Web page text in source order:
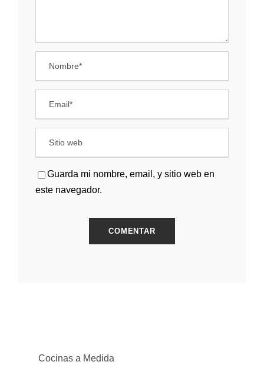
Guarda mi nombre, email, y sitio web en
este navegador.
Cocinas a Medida